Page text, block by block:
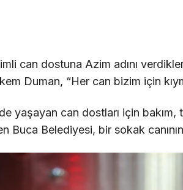
can dostuna Azim adını
Duman, “Her can bizim için
yaşayan can dostları için
Buca Belediyesi, bir sokak